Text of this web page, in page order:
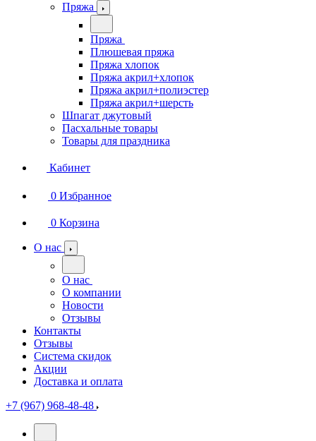
Пряжа
Пряжа
Плюшевая пряжа
Пряжа хлопок
Пряжа акрил+хлопок
Пряжа акрил+полиэстер
Пряжа акрил+шерсть
Шпагат джутовый
Пасхальные товары
Товары для праздника
Кабинет
0 Избранное
0 Корзина
О нас
О нас
О компании
Новости
Отзывы
Контакты
Отзывы
Система скидок
Акции
Доставка и оплата
+7 (967) 968-48-48